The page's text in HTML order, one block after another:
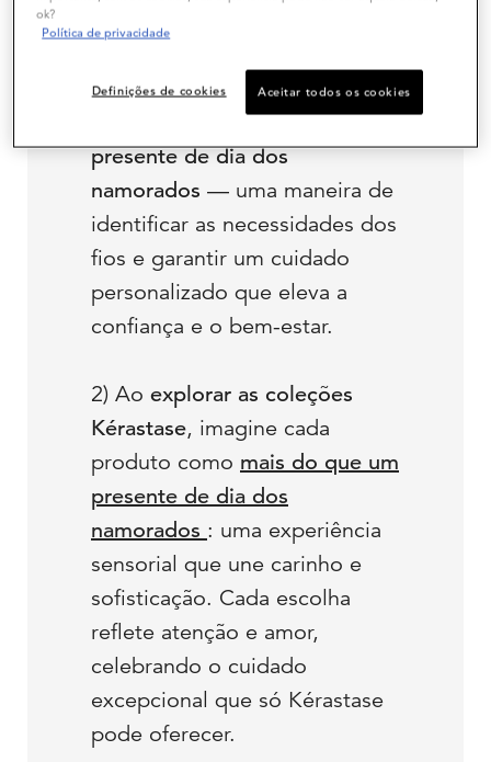
escolha ganha um toque especial:
Kérastaseé o primeiro passo
para acertar um ótimo
presente de dia dos
namorados — uma maneira de
identificar as necessidades dos
fios e garantir um cuidado
personalizado que eleva a
confiança e o bem-estar.
2) Ao explorar as coleções
Kérastase, imagine cada
produto como mais do que um
presente de dia dos
namorados : uma experiência
sensorial que une carinho e
sofisticação. Cada escolha
reflete atenção e amor,
celebrando o cuidado
excepcional que só Kérastase
pode oferecer.
ok?
Política de privacidade
Definições de cookies Aceitar todos os cookies